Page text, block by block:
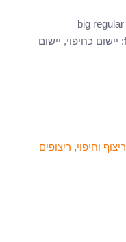
: יישום כחיפוי, יישום
ריצוף וחיפוי, ריצופים